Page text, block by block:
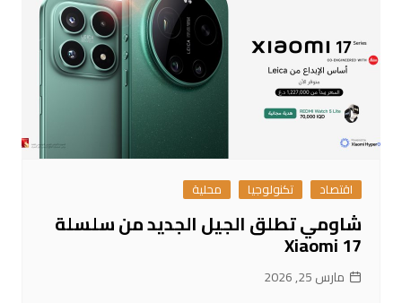
اقتصاد تكنولوجيا محلية
شاومي تطلق الجيل الجديد من سلسلة
Xiaomi 17
مارس 25, 2026